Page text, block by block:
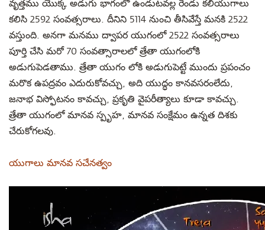
వృత్తము యొక్క అడుగు భాగంలో ఉండుటవల్ల రెండు కలియుగాలు
కలిసి 2592 సంవత్సరాలు. దీనిని 5114 నుంచి తీసివేస్తే మనకి 2522
వస్తుంది. అనగా మనము ద్వాపర యుగంలో 2522 సంవత్సరాలు
పూర్తి చేసి మరో 70 సంవత్సారాలలో త్రేతా యుగంలోకి
అడుగుపెడతాము. త్రేతా యుగం లోకి అడుగుపెట్టే ముందు ప్రపంచం
మరొక ఉపద్రవం ఎదురుకోవచ్చు, అది యుద్ధం కానవసరంలేదు,
జనాభ విస్ఫోటనం కావచ్చు, ప్రకృతి వైపరీత్యాలు కూడా కావచ్చు.
త్రేతా యుగంలో మానవ స్పృహ, మానవ సంక్షేమం ఉన్నత దిశకు
చేరుకోగలవు.
యుగాలు మానవ సచేనత్వం